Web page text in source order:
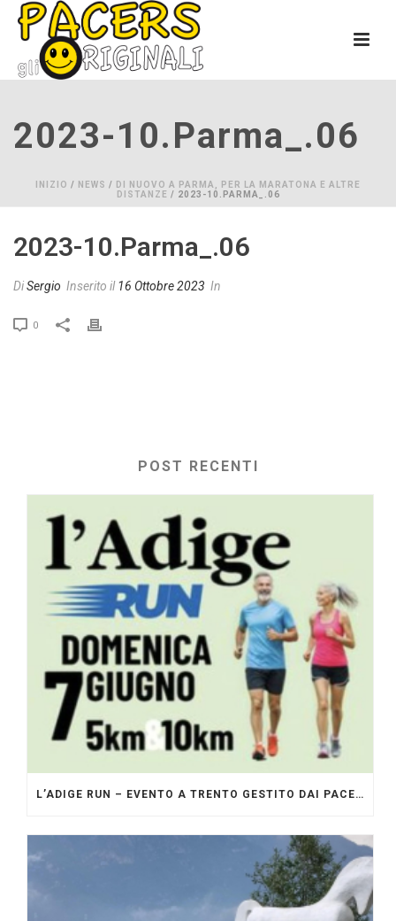
2023-10.parma_.06
INIZIO / NEWS / DI NUOVO A PARMA, PER LA MARATONA E ALTRE
DISTANZE / 2023-10.PARMA_.06
2023-10.parma_.06
DiSergio Inserito il16 Ottobre 2023 In
0
POST RECENTI
L’ADIGE RUN – EVENTO A TRENTO GESTITO DAI PACERS GLI ORIGINALI